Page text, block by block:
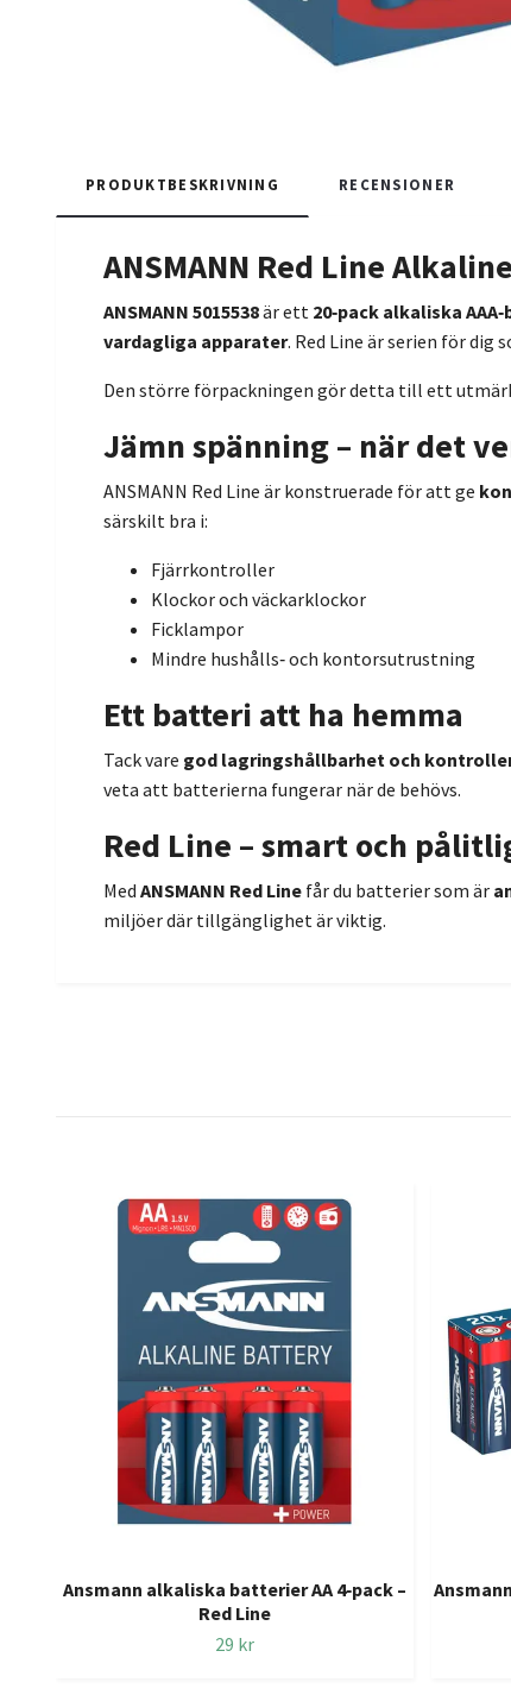
PRODUKTBESKRIVNING RECENSIONER
ANSMANN Red Line
ANSMANN 5015538är ett 20‑pack alkaliska
vardagliga apparater. Red Line är serien för dig
Den större förpackningen gör detta till ett
Jämn spänning – när det
ANSMANN Red Line är konstruerade för att ge
särskilt bra i:
Fjärrkontroller
Klockor och väckarklockor
Ficklampor
Mindre hushålls‑ och kontorsutrustning
Ett batteri att ha hemma
Tack vare god lagringshållbarhet och
veta att batterierna fungerar när de behövs.
Red Line – smart och
Med ANSMANN Red Line får du batterier som är
miljöer där tillgänglighet är viktig.
Ansmann alkaliska batterier AA 4‑pack –
Red Line
29 kr